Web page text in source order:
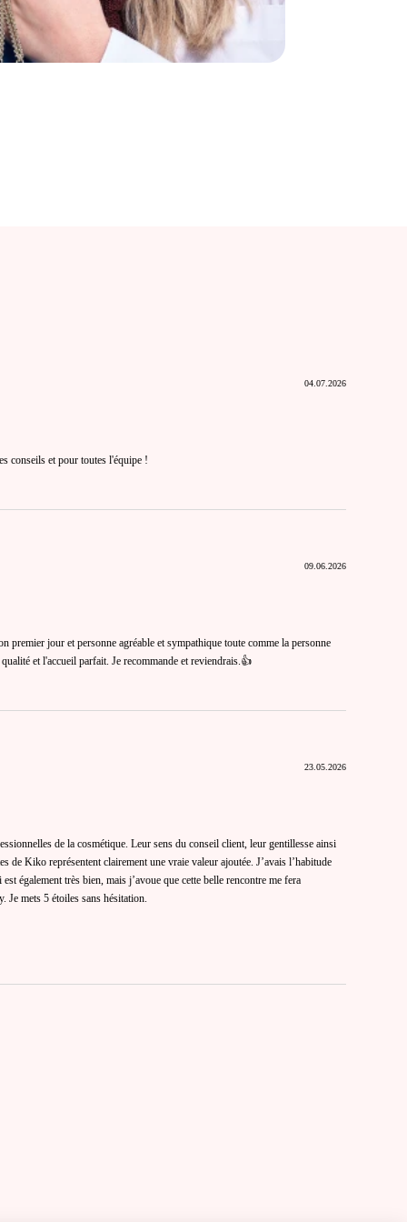
04.07.2026
conseils et pour toutes l'équipe !
09.06.2026
premier jour et personne agréable et sympathique toute comme la personne
et l'accueil parfait. Je recommande et reviendrais.👍
23.05.2026
de la cosmétique. Leur sens du conseil client, leur gentillesse ainsi
de Kiko représentent clairement une vraie valeur ajoutée. J’avais l’habitude
également très bien, mais j’avoue que cette belle rencontre me fera
Je mets 5 étoiles sans hésitation.